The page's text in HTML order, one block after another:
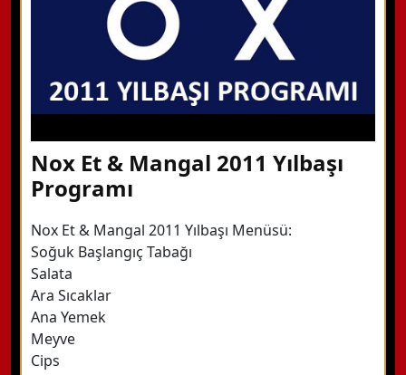
Nox Et & Mangal 2011 Yılbaşı
Programı
Nox Et & Mangal 2011 Yılbaşı Menüsü:
Soğuk Başlangıç Tabağı
Salata
Ara Sıcaklar
Ana Yemek
Meyve
Cips